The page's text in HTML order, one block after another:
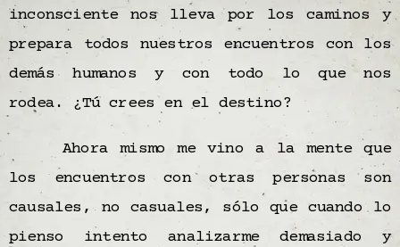
inconsciente nos lleva por los caminos y
prepara todos nuestros encuentros con los
demás humanos y con todo lo que nos
rodea. ¿Tú crees en el destino?
Ahora mismo me vino a la mente que
los encuentros con otras personas son
causales, no casuales, sólo que cuando lo
pienso intento analizarme demasiado y